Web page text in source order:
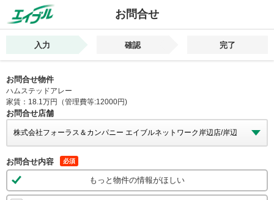
お問合せ
入力 確認 完了
お問合せ物件
ハムステッドアレー
家賃：18.1万円（管理費等:12000円)
お問合せ店舗
お問合せ内容 必須
もっと物件の情報がほしい